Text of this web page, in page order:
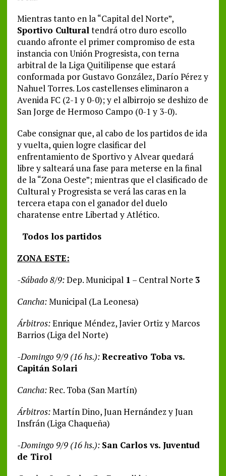
Mientras tanto en la “Capital del Norte”,
Sportivo Culturaltendrá otro duro escollo
cuando afronte el primer compromiso de esta
instancia con Unión Progresista, con terna
arbitral de la Liga Quitilipense que estará
conformada por Gustavo González, Darío Pérez y
Nahuel Torres. Los castellenses eliminaron a
Avenida FC (2-1 y 0-0); y el albirrojo se deshizo de
San Jorge de Hermoso Campo (0-1 y 3-0).
Cabe consignar que, al cabo de los partidos de ida
y vuelta, quien logre clasificar del
enfrentamiento de Sportivo y Alvear quedará
libre y salteará una fase para meterse en la final
de la “Zona Oeste”; mientras que el clasificado de
Cultural y Progresista se verá las caras en la
tercera etapa con el ganador del duelo
charatense entre Libertad y Atlético.
Todos los partidos
ZONA ESTE:
-Sábado 8/9:Dep. Municipal 1 – Central Norte 3
Cancha:Municipal (La Leonesa)
Árbitros:Enrique Méndez, Javier Ortiz y Marcos
Barrios (Liga del Norte)
-Domingo 9/9 (16 hs.):Recreativo Toba vs.
Capitán Solari
Cancha:Rec. Toba (San Martín)
Árbitros:Martín Dino, Juan Hernández y Juan
Insfrán (Liga Chaqueña)
-Domingo 9/9 (16 hs.): San Carlos vs. Juventud
de Tirol